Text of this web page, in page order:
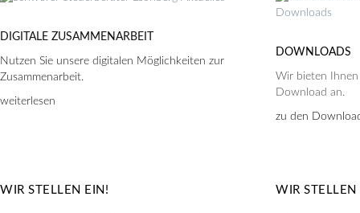
DIGITALE ZUSAMMENARBEIT
Nutzen Sie unsere digitalen Möglichkeiten zur
Zusammenarbeit.
weiterlesen
DOWNLOADS
Wir bieten
Download an.
zu den
WIR STELLEN EIN! WIR